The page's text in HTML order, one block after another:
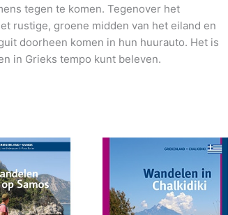
tegen te komen. Tegenover het
rustige, groene midden van het eiland en
doorheen komen in hun huurauto. Het is
in Grieks tempo kunt beleven.